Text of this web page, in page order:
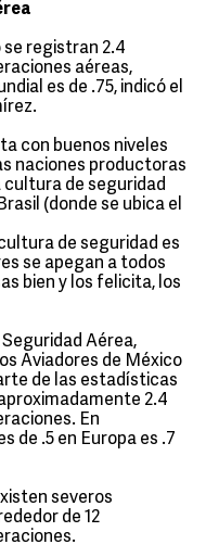
se registran 2.4
aéreas,
es de .75, indicó el
con buenos niveles
naciones productoras
cultura de seguridad
(donde se ubica el
de seguridad es
se apegan a todos
bien y los felicita, los
Aérea,
Aviadores de México
de las estadísticas
2.4
En
de .5 en Europa es .7
severos
de 12